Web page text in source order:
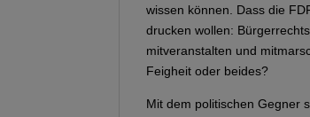
wissen können. Dass die
drucken wollen:
mitveranstalten und
Feigheit oder beides?
Mit dem politischen Gegner